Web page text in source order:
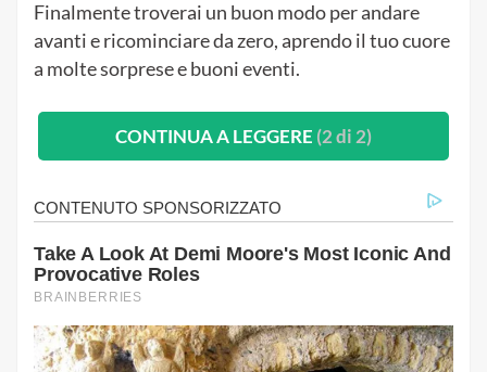
I tuoi sogni saranno rinnovati, le tue aspettative
alimentate e la tua felicità moltiplicata.
Finalmente troverai un buon modo per andare
a molte sorprese e buoni eventi.